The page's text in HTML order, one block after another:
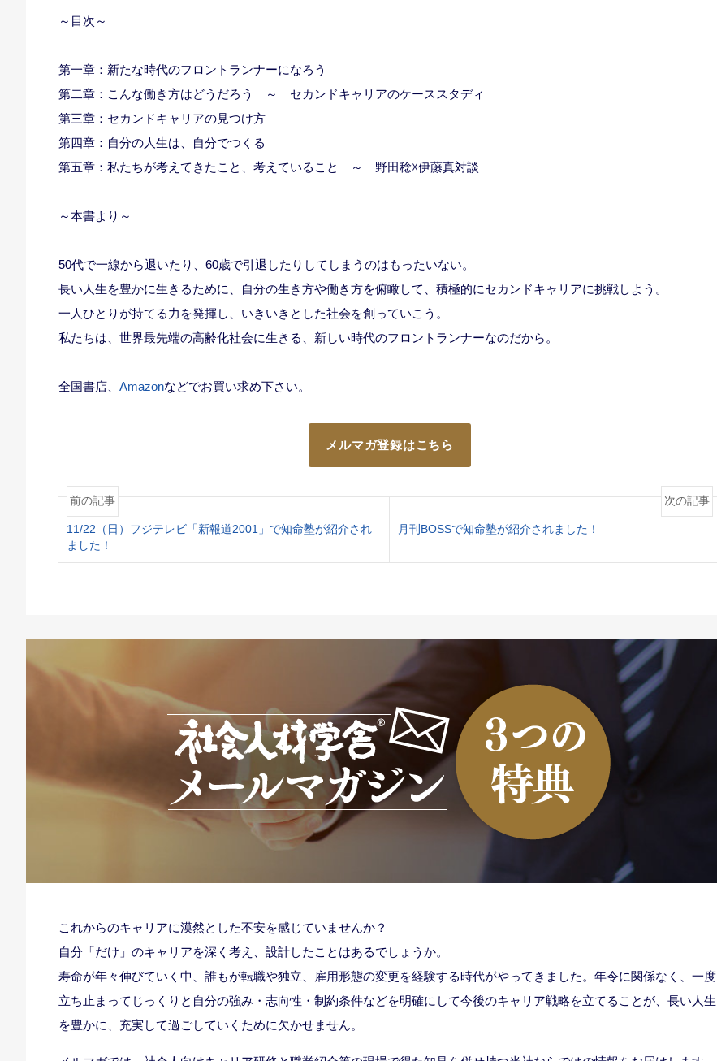
～目次～
第一章：新たな時代のフロントランナーになろう
第二章：こんな働き方はどうだろう ～ セカンドキャリアのケーススタディ
第三章：セカンドキャリアの見つけ方
第四章：自分の人生は、自分でつくる
第五章：私たちが考えてきたこと、考えていること ～ 野田稔☓伊藤真対談
～本書より～
50代で一線から退いたり、60歳で引退したりしてしまうのはもったいない。
長い人生を豊かに生きるために、自分の生き方や働き方を俯瞰して、積極的にセカンドキャリアに挑戦しよう。
一人ひとりが持てる力を発揮し、いきいきとした社会を創っていこう。
私たちは、世界最先端の高齢化社会に生きる、新しい時代のフロントランナーなのだから。
全国書店、 Amazonなどでお買い求め下さい。
メルマガ登録はこちら
前の記事
11/22（日）フジテレビ「新報道2001」で知命塾が紹介され
ました！
次の記事
月刊BOSSで知命塾が紹介されました！
これからのキャリアに漠然とした不安を感じていませんか？
自分「だけ」のキャリアを深く考え、設計したことはあるでしょうか。
寿命が年々伸びていく中、誰もが転職や独立、雇用形態の変更を経験する時代がやってきました。年令に関係なく、一度
立ち止まってじっくりと自分の強み・志向性・制約条件などを明確にして今後のキャリア戦略を立てることが、長い人生
を豊かに、充実して過ごしていくために欠かせません。